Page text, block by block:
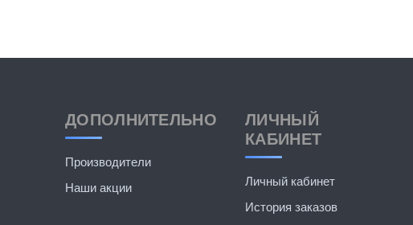
ДОПОЛНИТЕЛЬНО
Производители
Наши акции
ЛИЧНЫЙ
КАБИНЕТ
Личный кабинет
История заказов